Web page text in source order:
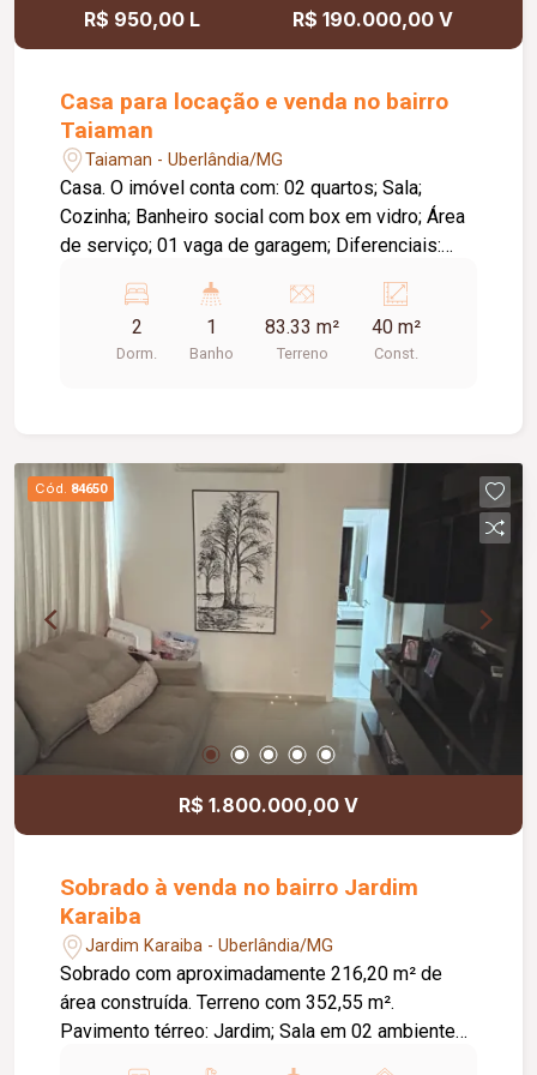
R$ 950,00 L R$ 190.000,00 V
Casa para locação e venda no bairro
Taiaman
Taiaman - Uberlândia/MG
Casa. O imóvel conta com: 02 quartos; Sala;
Cozinha; Banheiro social com box em vidro; Área
de serviço; 01 vaga de garagem; Diferenciais:
proporcionando conforto e praticidade; Excelente
opção para quem busca um imóvel com ótimo
custo-benefício.
2
Dorm.
1
Banho
83.33 m²
Terreno
40 m²
Const.
Cód. 84650
R$ 1.800.000,00 V
Sobrado à venda no bairro Jardim
Karaiba
Jardim Karaiba - Uberlândia/MG
Sobrado com aproximadamente 216,20 m² de
área construída. Terreno com 352,55 m².
Pavimento térreo: Jardim; Sala em 02 ambientes;